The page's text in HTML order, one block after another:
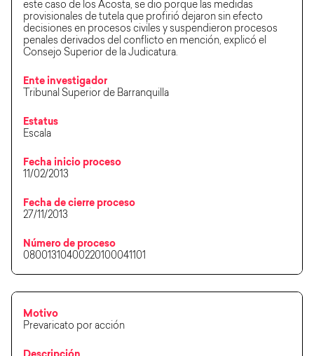
este caso de los Acosta, se dio porque las medidas
provisionales de tutela que profirió dejaron sin efecto
decisiones en procesos civiles y suspendieron procesos
penales derivados del conflicto en mención, explicó el
Consejo Superior de la Judicatura.
Ente investigador
Tribunal Superior de Barranquilla
Estatus
Escala
Fecha inicio proceso
11/02/2013
Fecha de cierre proceso
27/11/2013
Número de proceso
08001310400220100041101
Motivo
Prevaricato por acción